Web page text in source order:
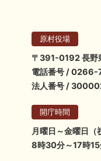
原村役場
〒391-0192 長野
電話番号 / 0266-
法人番号 /
開庁時間
月曜日～金曜日（
8時30分～17時